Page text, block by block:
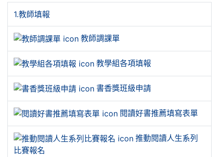
1.教師填報
教師調課單
教學組各項填報
書香獎班級申請
閱讀好書推薦填寫表單
推動閱讀人生系列
比賽報名